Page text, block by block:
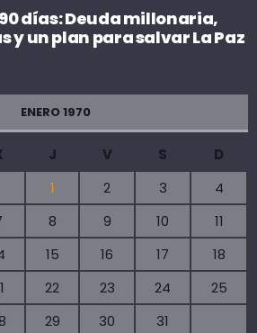
días: Deuda millonaria,
un plan para salvar La Paz
ENERO 1970
J V S
D
1
2 3
4
8 9 10
11
15 16 17
18
22 23 24
25
29 30 31